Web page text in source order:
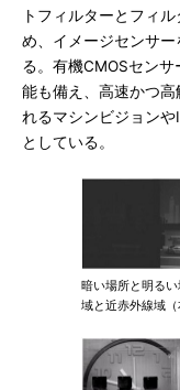
トフィルターとフィ
め、イメージセンサ
る。有機CMOSセン
能も備え、高速かつ
れるマシンビジョン
としている。
暗い場所と明る
域と近赤外線域（